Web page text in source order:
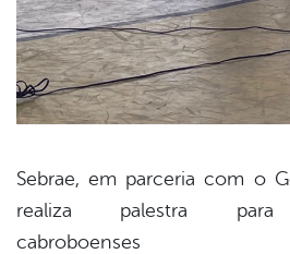
Sebrae, em parceria com o
realiza palestra para
cabroboenses